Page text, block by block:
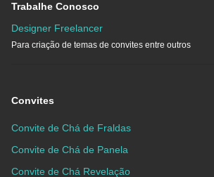
Trabalhe Conosco
Designer Freelancer
Para criação de temas de convites entre outros
Convites
Convite de Chá de Fraldas
Convite de Chá de Panela
Convite de Chá Revelação